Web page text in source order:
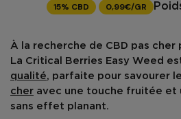
15% CBD 0,99€/GR
À la recherche de CBD pas cher
La Critical Berries Easy Weed
qualité , parfaite pour savourer le
cher avec une touche fruitée et
sans effet planant.